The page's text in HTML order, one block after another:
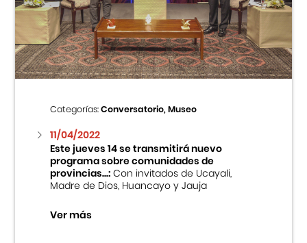
Categorías:Conversatorio, Museo
11/04/2022
Este jueves 14 se transmitirá nuevo
programa sobre comunidades de
provincias...:Con invitados de Ucayali,
Madre de Dios, Huancayo y Jauja
Ver más